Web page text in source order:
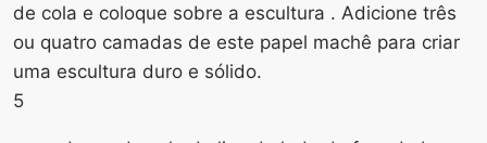
de cola e coloque sobre a escultura . Adicione três
ou quatro camadas de este papel machê para criar
uma escultura duro e sólido.
5